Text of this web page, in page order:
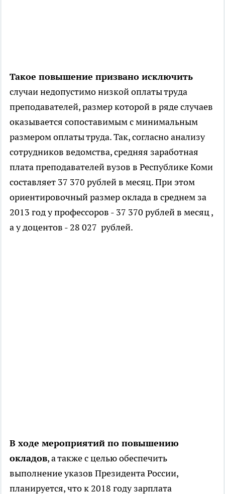
Такое повышение призвано исключить
случаи недопустимо низкой оплаты труда
преподавателей, размер которой в ряде случаев
оказывается сопоставимым с минимальным
размером оплаты труда. Так, согласно анализу
сотрудников ведомства, средняя заработная
плата преподавателей вузов в Республике Коми
составляет 37 370 рублей в месяц. При этом
ориентировочный размер оклада в среднем за
2013 год у профессоров - 37 370 рублей в месяц ,
а у доцентов - 28 027 рублей.
В ходе мероприятий по повышению
окладов, а также с целью обеспечить
выполнение указов Президента России,
планируется, что к 2018 году зарплата